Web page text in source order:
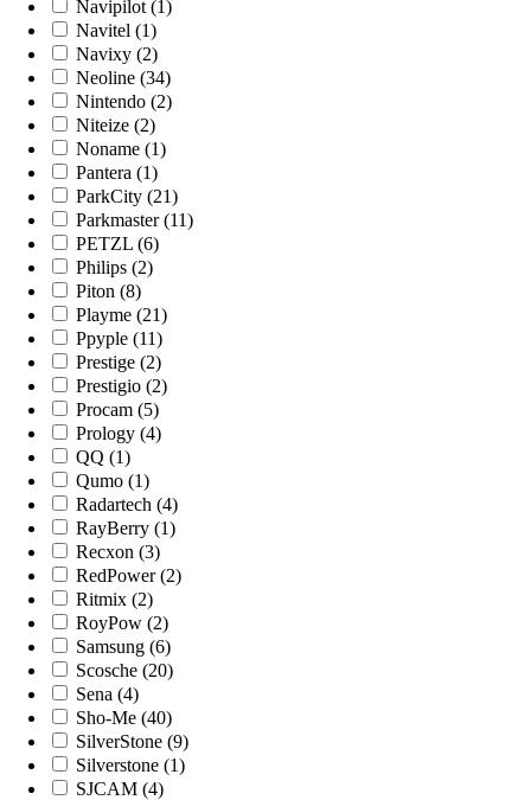
Navipilot (1)
Navitel (1)
Navixy (2)
Neoline (34)
Nintendo (2)
Niteize (2)
Noname (1)
Pantera (1)
ParkCity (21)
Parkmaster (11)
PETZL (6)
Philips (2)
Piton (8)
Playme (21)
Ppyple (11)
Prestige (2)
Prestigio (2)
Procam (5)
Prology (4)
QQ (1)
Qumo (1)
Radartech (4)
RayBerry (1)
Recxon (3)
RedPower (2)
Ritmix (2)
RoyPow (2)
Samsung (6)
Scosche (20)
Sena (4)
Sho-Me (40)
SilverStone (9)
Silverstone (1)
SJCAM (4)